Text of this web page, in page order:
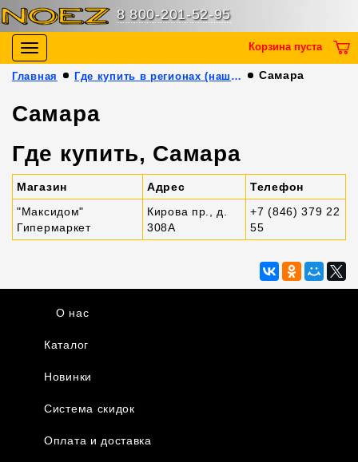
8 800-201-52-95
Toggle
navigation
Корзина пуста
Главная Где купить в регионах (наши партнёры) Самара
Самара
Где купить, Самара
Магазин Адрес
Телефон
"Максидом"
Гипермаркет
Кирова пр., д.
308А
+7 (846) 379 22
55
О нас
Каталог
Новинки
Система скидок
Оплата и доставка